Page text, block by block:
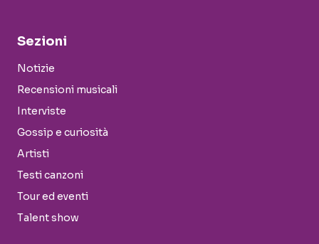
Sezioni
Notizie
Recensioni musicali
Interviste
Gossip e curiosità
Artisti
Testi canzoni
Tour ed eventi
Talent show